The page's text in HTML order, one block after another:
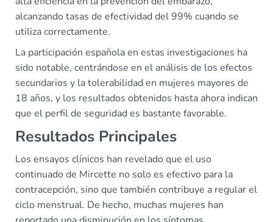
alcanzando tasas de efectividad del 99% cuando se
utiliza correctamente.
La participación española en estas investigaciones ha
sido notable, centrándose en el análisis de los efectos
secundarios y la tolerabilidad en mujeres mayores de
18 años, y los resultados obtenidos hasta ahora indican
que el perfil de seguridad es bastante favorable.
Resultados Principales
Los ensayos clínicos han revelado que el uso
continuado de Mircette no solo es efectivo para la
contracepción, sino que también contribuye a regular el
ciclo menstrual. De hecho, muchas mujeres han